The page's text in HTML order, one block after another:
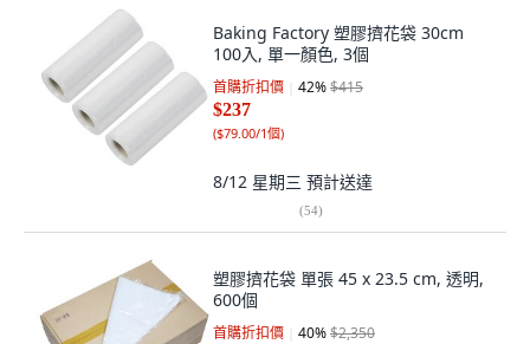
Baking Factory 塑膠擠花袋 30cm
100入, 單一顏色, 3個
首購折扣價 42%$415
$237
($79.00/1個)
8/12 星期三 預計送達
(54)
塑膠擠花袋 單張 45 x 23.5 cm, 透明,
600個
首購折扣價 40%$2,350